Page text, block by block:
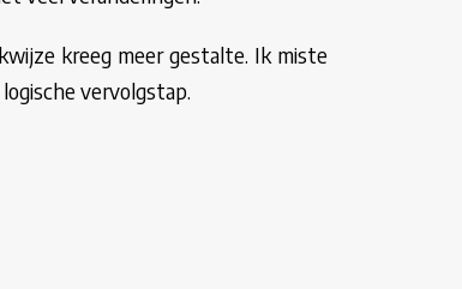
kreeg meer gestalte. Ik miste
vervolgstap.